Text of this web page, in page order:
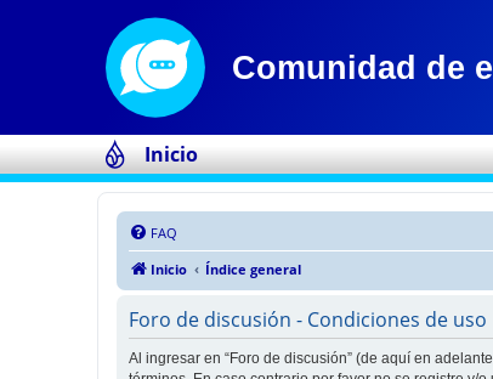
Inicio
FAQ
Inicio
Índice general
Foro de discusión - Condiciones de uso
Al ingresar en “Foro de discusión” (de aquí en